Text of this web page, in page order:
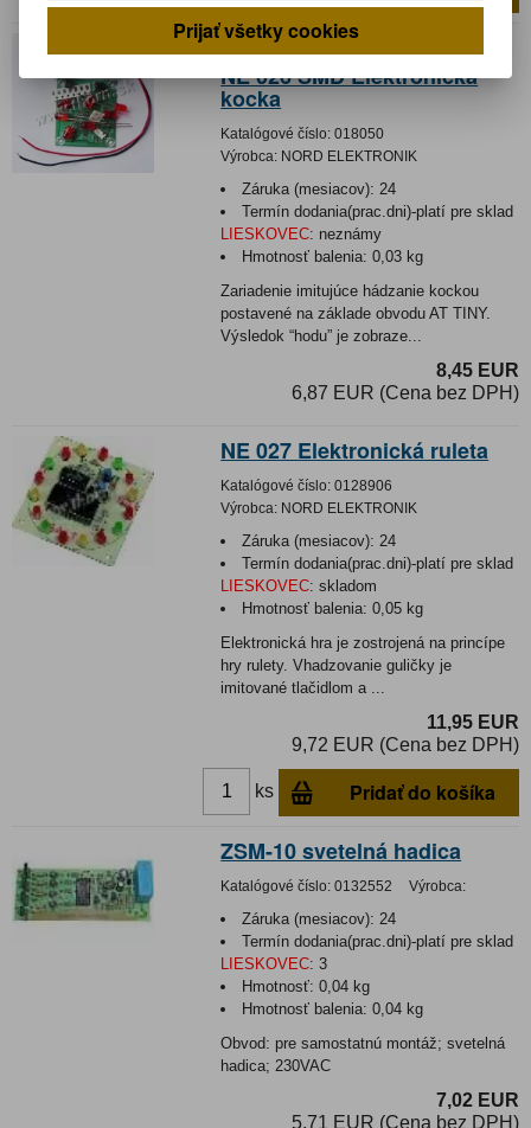
Nie je na sklade
NE 026 SMD Elektronická
kocka
Katalógové číslo: 018050
Výrobca: NORD ELEKTRONIK
Záruka (mesiacov): 24
Termín dodania(prac.dni)-platí pre sklad
LIESKOVEC: neznámy
Hmotnosť balenia:0,03 kg
Zariadenie imitujúce hádzanie kockou
postavené na základe obvodu AT TINY.
Výsledok “hodu” je zobraze...
8,45 EUR
6,87 EUR (Cena bez DPH)
NE 027 Elektronická ruleta
Katalógové číslo: 0128906
Výrobca: NORD ELEKTRONIK
Záruka (mesiacov): 24
Termín dodania(prac.dni)-platí pre sklad
LIESKOVEC: skladom
Hmotnosť balenia:0,05 kg
Elektronická hra je zostrojená na princípe
hry rulety. Vhadzovanie guličky je
imitované tlačidlom a ...
11,95 EUR
9,72 EUR (Cena bez DPH)
ks Pridať do košíka
ZSM-10 svetelná hadica
Katalógové číslo: 0132552 Výrobca:
Záruka (mesiacov): 24
Termín dodania(prac.dni)-platí pre sklad
LIESKOVEC: 3
Hmotnosť:0,04 kg
Hmotnosť balenia:0,04 kg
Obvod: pre samostatnú montáž; svetelná
hadica; 230VAC
7,02 EUR
5,71 EUR (Cena bez DPH)
Prijať všetky cookies